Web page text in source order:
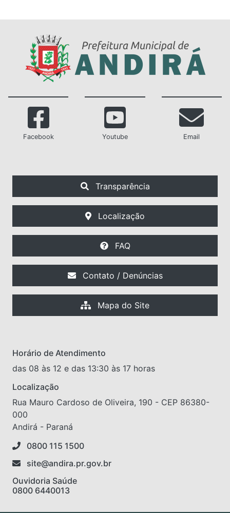
Facebook Youtube Email
Transparência
Localização
FAQ
Contato / Denúncias
Mapa do Site
Horário de Atendimento
das 08 às 12 e das 13:30 às 17 horas
Localização
Rua Mauro Cardoso de Oliveira, 190 - CEP 86380-
000
Andirá - Paraná
0800 115 1500
site@andira.pr.gov.br
Ouvidoria Saúde
0800 6440013